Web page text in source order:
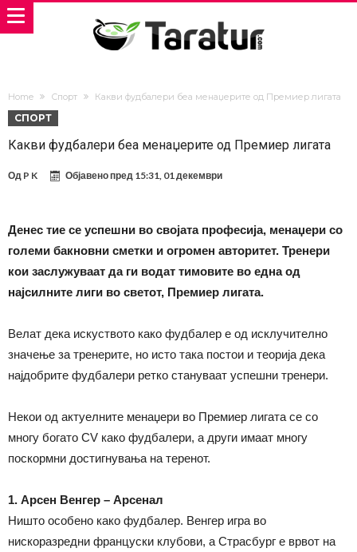
Home Спорт Какви фудбалери беа менаџерите од Премиер лигата
СПОРТ
Какви фудбалери беа менаџерите од Премиер лигата
Од P K Објавено пред 15:31, 01 декември
Денес тие се успешни во својата професија, менаџери со
големи бакновни сметки и огромен авторитет. Тренери
кои заслужуваат да ги водат тимовите во една од
најсилните лиги во светот, Премиер лигата.
Велат дека искуството како фудбалер е од исклучително
значење за тренерите, но исто така постои и теорија дека
најдобрите фудбалери ретко стануваат успешни тренери.
Некои од актуелните менаџери во Премиер лигата се со
многу богато CV како фудбалери, а други имаат многу
поскормни достигнувања на теренот.
1. Арсен Венгер – Арсенал
Ништо особено како фудбалер. Венгер игра во
нискоразредни француски клубови, а Страсбург е врвот на